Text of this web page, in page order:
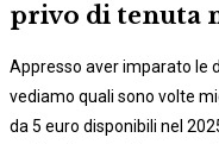
privo di tenuta
Appresso aver imparato le
vediamo quali sono volte
da 5 euro disponibili nel